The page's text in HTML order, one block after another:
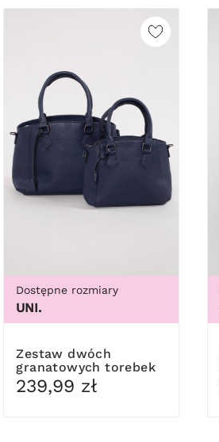
52, 54/56, 58/60, 62/64
Dostępne rozmiary
UNI.
Zestaw dwóch
granatowych torebek
239,99 zł
48/50,